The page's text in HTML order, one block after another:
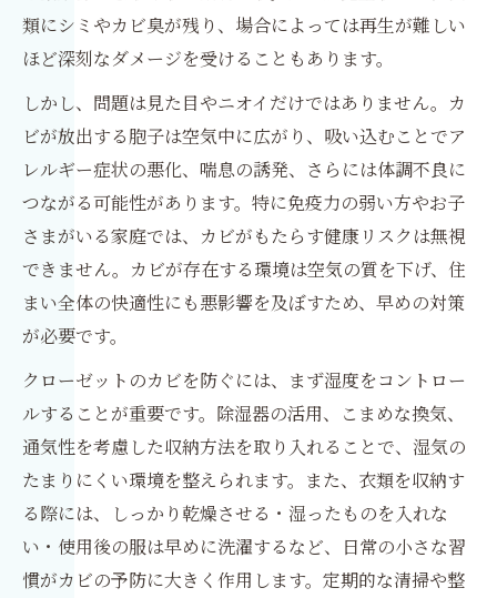
類にシミやカビ臭が残り、場合によっては再生が難しい
ほど深刻なダメージを受けることもあります。
しかし、問題は見た目やニオイだけではありません。カ
ビが放出する胞子は空気中に広がり、吸い込むことでア
レルギー症状の悪化、喘息の誘発、さらには体調不良に
つながる可能性があります。特に免疫力の弱い方やお子
さまがいる家庭では、カビがもたらす健康リスクは無視
できません。カビが存在する環境は空気の質を下げ、住
まい全体の快適性にも悪影響を及ぼすため、早めの対策
が必要です。
クローゼットのカビを防ぐには、まず湿度をコントロー
ルすることが重要です。除湿器の活用、こまめな換気、
通気性を考慮した収納方法を取り入れることで、湿気の
たまりにくい環境を整えられます。また、衣類を収納す
る際には、しっかり乾燥させる・湿ったものを入れな
い・使用後の服は早めに洗濯するなど、日常の小さな習
慣がカビの予防に大きく作用します。定期的な清掃や整